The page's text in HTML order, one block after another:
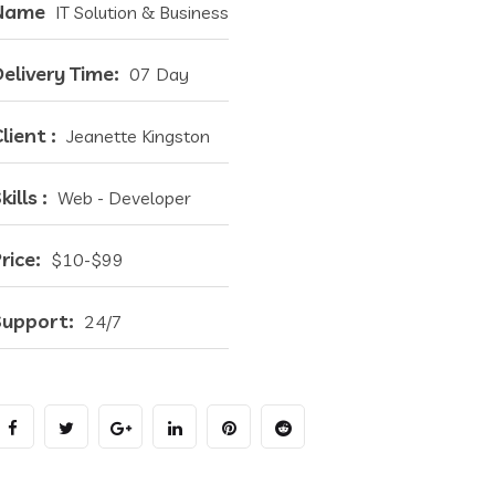
IT Solution & Business
Time: 07 Day
: Jeanette Kingston
: Web - Developer
$10-$99
24/7